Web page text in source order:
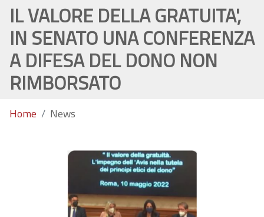
IL VALORE DELLA GRATUITA',
IN SENATO UNA CONFERENZA
A DIFESA DEL DONO NON
RIMBORSATO
Home News